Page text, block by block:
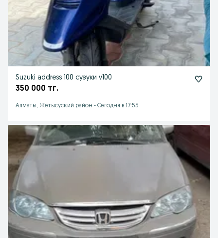
Suzuki address 100 сузуки v100
350 000 тг.
Алматы, Жетысуский район - Сегодня в 17:55